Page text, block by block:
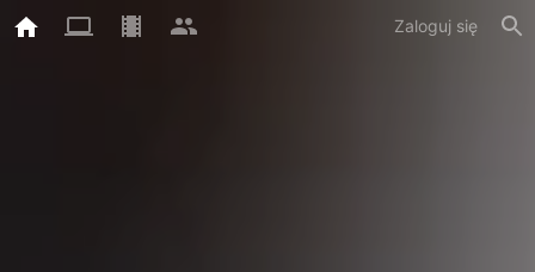
Zaloguj się